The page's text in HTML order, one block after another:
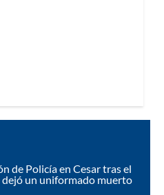
de Policía en Cesar tras el
un uniformado muerto